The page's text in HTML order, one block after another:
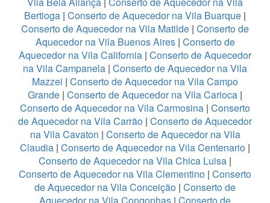
Bertioga | Conserto de Aquecedor na Vila Buarque |
Conserto de Aquecedor na Vila Matilde | Conserto de
Aquecedor na Vila Buenos Aires| Conserto de
Aquecedor na Vila California | Conserto de Aquecedor
na Vila Campanela | Conserto de Aquecedor na Vila
Mazzei | Conserto de Aquecedor na Vila Campo
Grande | Conserto de Aquecedor na Vila Carioca |
Conserto de Aquecedor na Vila Carmosina | Conserto
de Aquecedor na Vila Carrão | Conserto de Aquecedor
na Vila Cavaton | Conserto de Aquecedor na Vila
Claudia | Conserto de Aquecedor na Vila Centenario |
Conserto de Aquecedor na Vila Chica Luisa |
Conserto de Aquecedor na Vila Clementino | Conserto
de Aquecedor na Vila Conceição | Conserto de